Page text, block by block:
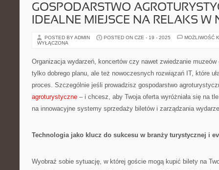
GOSPODARSTWO
IDEALNE MIEJSCE NA RELAKS W
POSTED BY ADMIN POSTED ON CZE - 19 - 2025
MOŻLIWOŚĆ
WYŁĄCZONA
Organizacja wydarzeń, koncertów czy nawet zwiedzanie
tylko dobrego planu, ale też nowoczesnych rozwiązań IT, które
proces. Szczególnie jeśli prowadzisz gospodarstwo
agroturystyczne – i chcesz, aby Twoja oferta wyróżniała się na
na innowacyjne systemy sprzedaży biletów i zarządzania
Technologia jako klucz do sukcesu w branży turystycznej i
Wyobraź sobie sytuację, w której goście mogą kupić bilety na